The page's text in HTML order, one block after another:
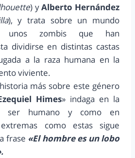
) yAlberto Hernández
), y trata sobre un mundo
unos zombis que han
dividirse en distintas castas
a la raza humana en la
viviente.
más sobre este género
Himes» indaga en la
ser humano y como en
como estas sigue
frase «El hombre es un lobo